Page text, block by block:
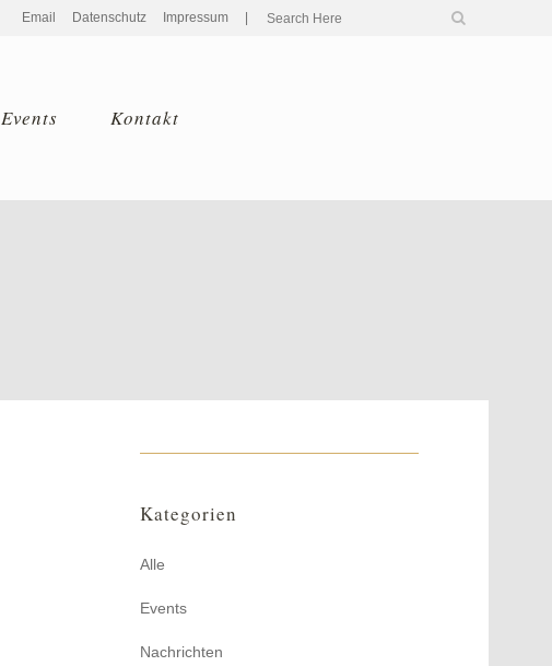
Email Datenschutz Impressum
Events Kontakt
Kategorien
Alle
Events
Nachrichten